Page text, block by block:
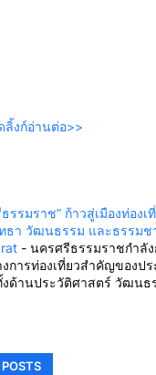
ลิ้งก์อ่านต่อ>>
รรมราช” ก้าวสู่เมืองท่องเ
ธา วัฒนธรรม และธรรมช
- นครศรีธรรมราชกำลั
การท่องเที่ยวสำคัญของปร
ด้านประวัติศาสตร์ วัฒนธ